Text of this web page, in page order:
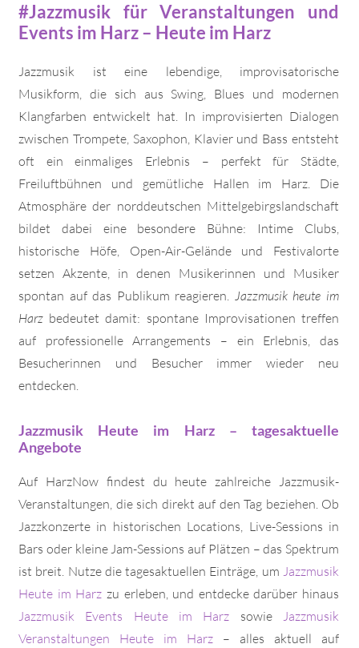
#Jazzmusik für Veranstaltungen und
Events im Harz – Heute im Harz
Jazzmusik ist eine lebendige, improvisatorische
Musikform, die sich aus Swing, Blues und modernen
Klangfarben entwickelt hat. In improvisierten Dialogen
zwischen Trompete, Saxophon, Klavier und Bass entsteht
oft ein einmaliges Erlebnis – perfekt für Städte,
Freiluftbühnen und gemütliche Hallen im Harz. Die
Atmosphäre der norddeutschen Mittelgebirgslandschaft
bildet dabei eine besondere Bühne: Intime Clubs,
historische Höfe, Open-Air-Gelände und Festivalorte
setzen Akzente, in denen Musikerinnen und Musiker
spontan auf das Publikum reagieren. Jazzmusik heute im
Harz bedeutet damit: spontane Improvisationen treffen
auf professionelle Arrangements – ein Erlebnis, das
Besucherinnen und Besucher immer wieder neu
entdecken.
Jazzmusik Heute im Harz – tagesaktuelle
Angebote
Auf HarzNow findest du heute zahlreiche Jazzmusik-
Veranstaltungen, die sich direkt auf den Tag beziehen. Ob
Jazzkonzerte in historischen Locations, Live-Sessions in
Bars oder kleine Jam-Sessions auf Plätzen – das Spektrum
ist breit. Nutze die tagesaktuellen Einträge, um Jazzmusik
Heute im Harz zu erleben, und entdecke darüber hinaus
Jazzmusik Events Heute im Harz sowie
Jazzmusik
Veranstaltungen Heute im Harz – alles aktuell auf